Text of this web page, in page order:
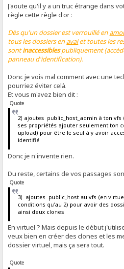
J'aoute qu'il y a un truc étrange dans
règle cette règle d'or :
Dès qu'un dossier est verrouillé en
tous les dossiers enavalet toutes les
sontinaccessiblespubliquement
panneau d'identification).
Donc je vois mal comment avec une
pourriez éviter celà.
Et vous m'avez bien dit :
Quote
2) ajoutes public_host_admin à ton
ses propriétés ajouter seulement ton
upload) pour être le seul à y avoir
identifié
Donc je n'invente rien.
Du reste, certains de vos passages
Quote
3) ajoutes public_host au vfs (en
conditions qu'au 2) pour avoir des
ainsi deux clones
En virtuel ? Mais depuis le début
veux bien en créer des clones et les
dossier virtuel, mais ça sera tout.
Quote